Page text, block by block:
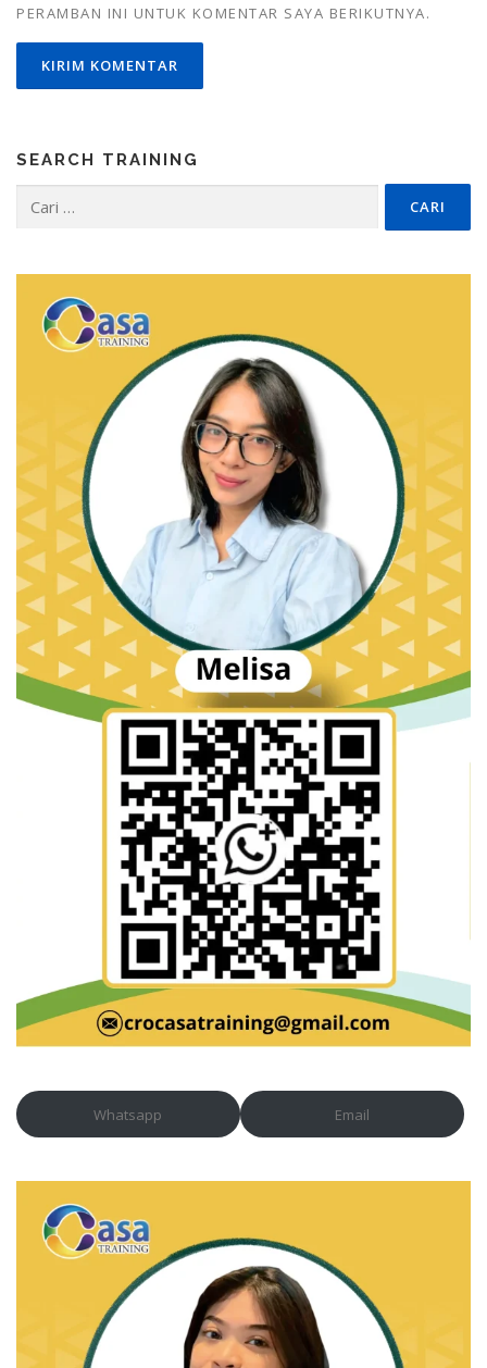
PERAMBAN INI UNTUK KOMENTAR SAYA BERIKUTNYA.
SEARCH TRAINING
untuk:
Whatsapp Email